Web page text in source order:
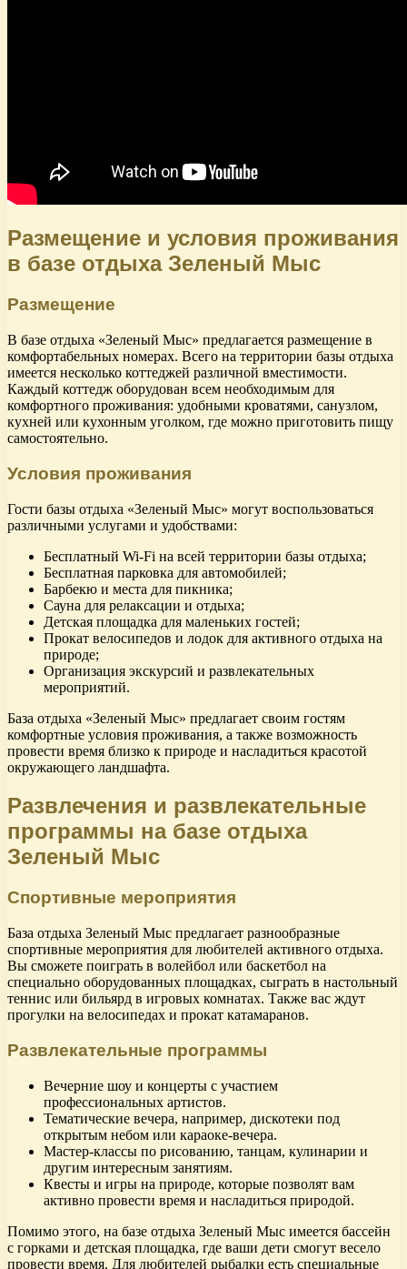
Размещение и условия проживания
в базе отдыха Зеленый Мыс
Размещение
В базе отдыха «Зеленый Мыс» предлагается размещение в
комфортабельных номерах. Всего на территории базы отдыха
имеется несколько коттеджей различной вместимости.
Каждый коттедж оборудован всем необходимым для
комфортного проживания: удобными кроватями, санузлом,
кухней или кухонным уголком, где можно приготовить пищу
самостоятельно.
Условия проживания
Гости базы отдыха «Зеленый Мыс» могут воспользоваться
различными услугами и удобствами:
Бесплатный Wi-Fi на всей территории базы отдыха;
Бесплатная парковка для автомобилей;
Барбекю и места для пикника;
Сауна для релаксации и отдыха;
Детская площадка для маленьких гостей;
Прокат велосипедов и лодок для активного отдыха на
природе;
Организация экскурсий и развлекательных
мероприятий.
База отдыха «Зеленый Мыс» предлагает своим гостям
комфортные условия проживания, а также возможность
провести время близко к природе и насладиться красотой
окружающего ландшафта.
Развлечения и развлекательные
программы на базе отдыха
Зеленый Мыс
Спортивные мероприятия
База отдыха Зеленый Мыс предлагает разнообразные
спортивные мероприятия для любителей активного отдыха.
Вы сможете поиграть в волейбол или баскетбол на
специально оборудованных площадках, сыграть в настольный
теннис или бильярд в игровых комнатах. Также вас ждут
прогулки на велосипедах и прокат катамаранов.
Развлекательные программы
Вечерние шоу и концерты с участием
профессиональных артистов.
Тематические вечера, например, дискотеки под
открытым небом или караоке-вечера.
Мастер-классы по рисованию, танцам, кулинарии и
другим интересным занятиям.
Квесты и игры на природе, которые позволят вам
активно провести время и насладиться природой.
Помимо этого, на базе отдыха Зеленый Мыс имеется бассейн
с горками и детская площадка, где ваши дети смогут весело
провести время. Для любителей рыбалки есть специальные